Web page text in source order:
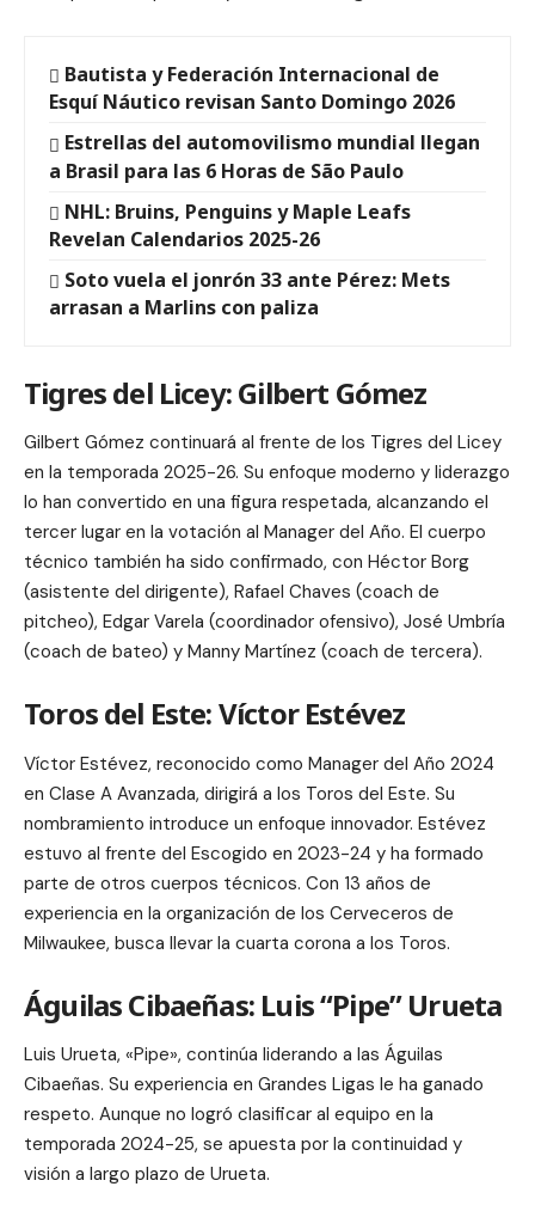
Bautista y Federación Internacional de
Esquí Náutico revisan Santo Domingo 2026
Estrellas del automovilismo mundial llegan
a Brasil para las 6 Horas de São Paulo
NHL: Bruins, Penguins y Maple Leafs
Revelan Calendarios 2025-26
Soto vuela el jonrón 33 ante Pérez: Mets
arrasan a Marlins con paliza
Tigres del Licey: Gilbert Gómez
Gilbert Gómez continuará al frente de los Tigres del Licey
en la temporada 2025-26. Su enfoque moderno y liderazgo
lo han convertido en una figura respetada, alcanzando el
tercer lugar en la votación al Manager del Año. El cuerpo
técnico también ha sido confirmado, con Héctor Borg
(asistente del dirigente), Rafael Chaves (coach de
pitcheo), Edgar Varela (coordinador ofensivo), José Umbría
(coach de bateo) y Manny Martínez (coach de tercera).
Toros del Este: Víctor Estévez
Víctor Estévez, reconocido como Manager del Año 2024
en Clase A Avanzada, dirigirá a los Toros del Este. Su
nombramiento introduce un enfoque innovador. Estévez
estuvo al frente del Escogido en 2023-24 y ha formado
parte de otros cuerpos técnicos. Con 13 años de
experiencia en la organización de los Cerveceros de
Milwaukee, busca llevar la cuarta corona a los Toros.
Águilas Cibaeñas: Luis “Pipe” Urueta
Luis Urueta, «Pipe», continúa liderando a las Águilas
Cibaeñas. Su experiencia en Grandes Ligas le ha ganado
respeto. Aunque no logró clasificar al equipo en la
temporada 2024-25, se apuesta por la continuidad y
visión a largo plazo de Urueta.